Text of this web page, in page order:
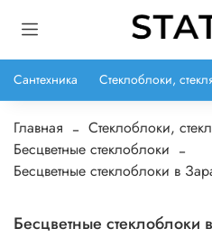
Сантехника Стеклоблоки,
Главная
Стеклоблоки,
Бесцветные стеклоблоки
Бесцветные стеклоблоки в
Бесцветные стеклоблоки